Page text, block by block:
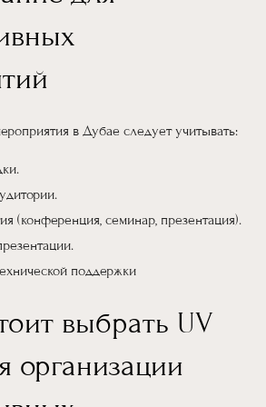
в Дубае следует учитывать:
(конференция, семинар, презентация).
поддержки
выбрать UV
организации